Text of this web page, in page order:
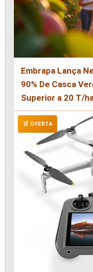
Embrapa Lança
90% De Casca
Superior a 20 T/
🛒 OFERTA